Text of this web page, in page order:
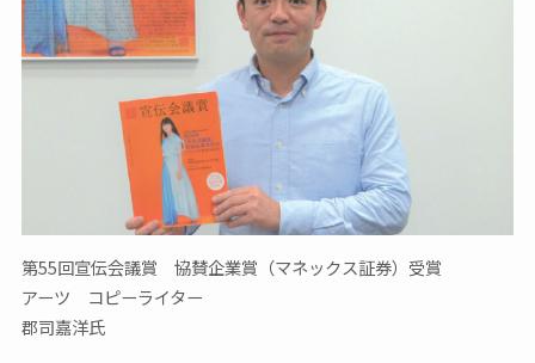
第55回宣伝会議賞 協賛企業賞（マネックス証券）受賞
アーツ コピーライター
郡司嘉洋氏